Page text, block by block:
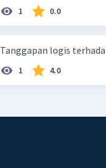
1 0.0
Tanggapan logis
1 4.0